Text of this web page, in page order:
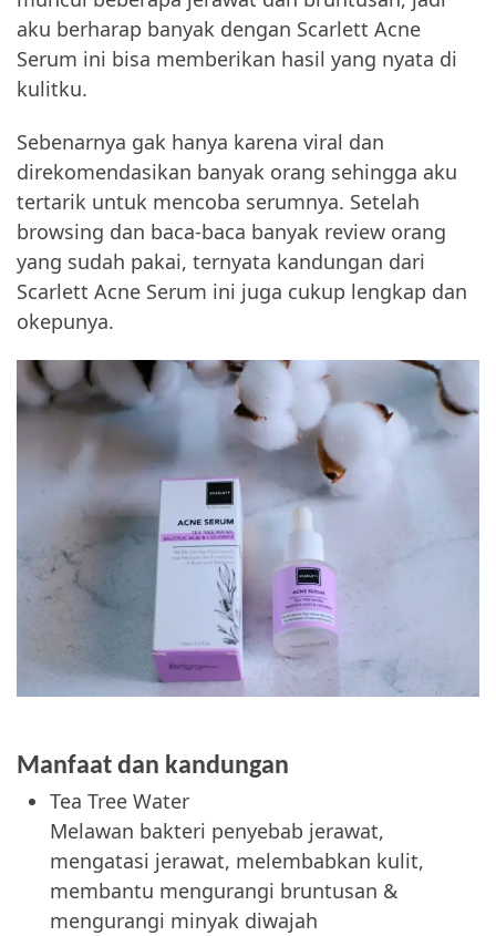
aku berharap banyak dengan Scarlett Acne
Serum ini bisa memberikan hasil yang nyata di
kulitku.
Sebenarnya gak hanya karena viral dan
direkomendasikan banyak orang sehingga aku
tertarik untuk mencoba serumnya. Setelah
browsing dan baca-baca banyak review orang
yang sudah pakai, ternyata kandungan dari
Scarlett Acne Serum ini juga cukup lengkap dan
okepunya.
Manfaat dan kandungan
Tea Tree Water
Melawan bakteri penyebab jerawat,
mengatasi jerawat, melembabkan kulit,
membantu mengurangi bruntusan &
mengurangi minyak diwajah